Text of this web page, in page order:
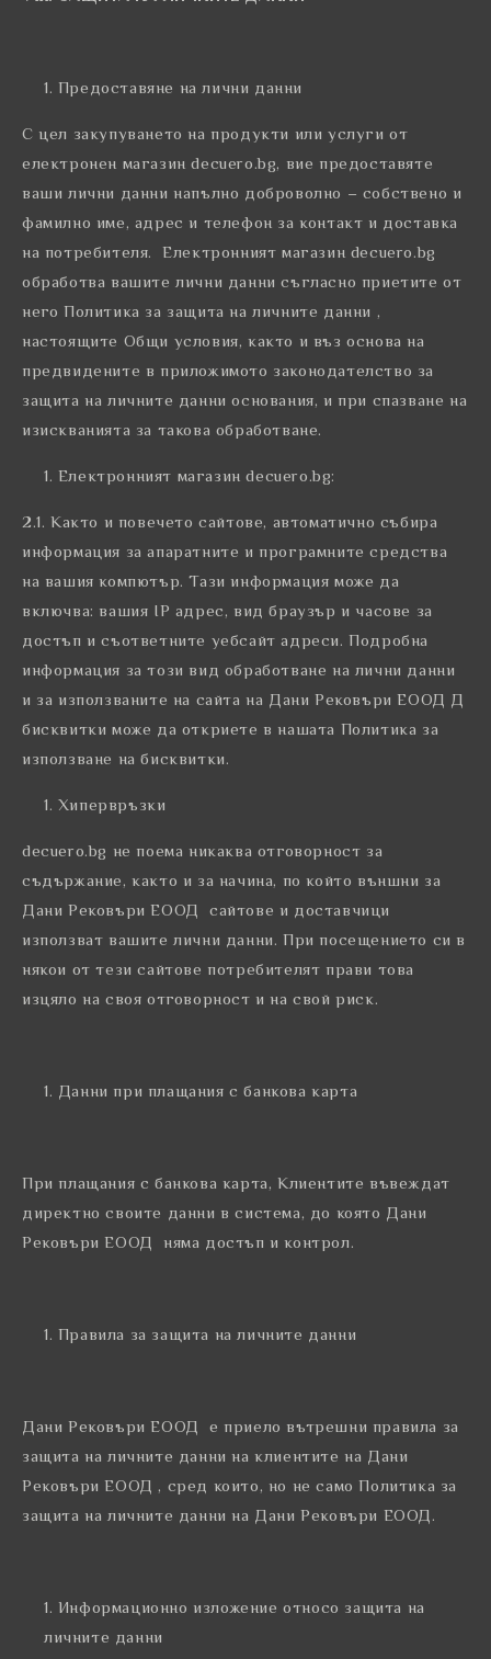
Предоставяне на лични данни
С цел закупуването на продукти или услуги от
електронен магазин decuero.bg, вие предоставяте
ваши лични данни напълно доброволно – собствено и
фамилно име, адрес и телефон за контакт и доставка
на потребителя. Електронният магазин decuero.bg
обработва вашите лични данни съгласно приетите от
него Политика за защита на личните данни ,
настоящите Общи условия, както и въз основа на
предвидените в приложимото законодателство за
защита на личните данни основания, и при спазване на
изискванията за такова обработване.
Електронният магазин decuero.bg:
2.1. Както и повечето сайтове, автоматично събира
информация за апаратните и програмните средства
на вашия компютър. Тази информация може да
включва: вашия IP адрес, вид браузър и часове за
достъп и съответните уебсайт адреси. Подробна
информация за този вид обработване на лични данни
и за използваните на сайта на Дани Рековъри ЕООД Д
бисквитки може да откриете в нашата Политика за
използване на бисквитки.
Хипервръзки
decuero.bg не поема никаква отговорност за
съдържание, както и за начина, по който външни за
Дани Рековъри ЕООД сайтове и доставчици
използват вашите лични данни. При посещението си в
някои от тези сайтове потребителят прави това
изцяло на своя отговорност и на свой риск.
Данни при плащания с банкова карта
При плащания с банкова карта, Клиентите въвеждат
директно своите данни в система, до която Дани
Рековъри ЕООД няма достъп и контрол.
Правила за защита на личните данни
Дани Рековъри ЕООД е приело вътрешни правила за
защита на личните данни на клиентите на Дани
Рековъри ЕООД , сред които, но не само Политика за
защита на личните данни на Дани Рековъри ЕООД.
Информационно изложение относо защита на
личните данни